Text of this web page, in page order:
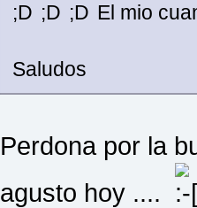
El mio
Saludos
Perdona por la
agusto hoy ....